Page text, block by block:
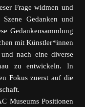
Frage widmen und
Gedanken und
Gedankensammlung
mit Künstler*innen
nach eine diverse
zu entwickeln. In
Fokus zuerst auf die
Museums Positionen